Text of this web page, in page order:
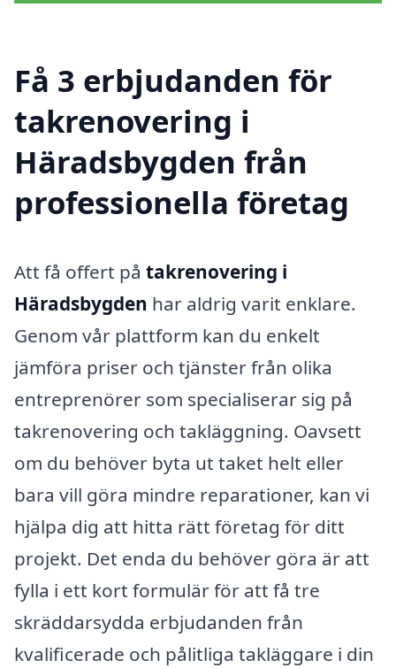
Få 3 erbjudanden för
takrenovering i
Häradsbygden från
professionella företag
Att få offert på takrenovering i
Häradsbygden har aldrig varit enklare.
Genom vår plattform kan du enkelt
jämföra priser och tjänster från olika
entreprenörer som specialiserar sig på
takrenovering och takläggning. Oavsett
om du behöver byta ut taket helt eller
bara vill göra mindre reparationer, kan vi
hjälpa dig att hitta rätt företag för ditt
projekt. Det enda du behöver göra är att
fylla i ett kort formulär för att få tre
skräddarsydda erbjudanden från
kvalificerade och pålitliga takläggare i din